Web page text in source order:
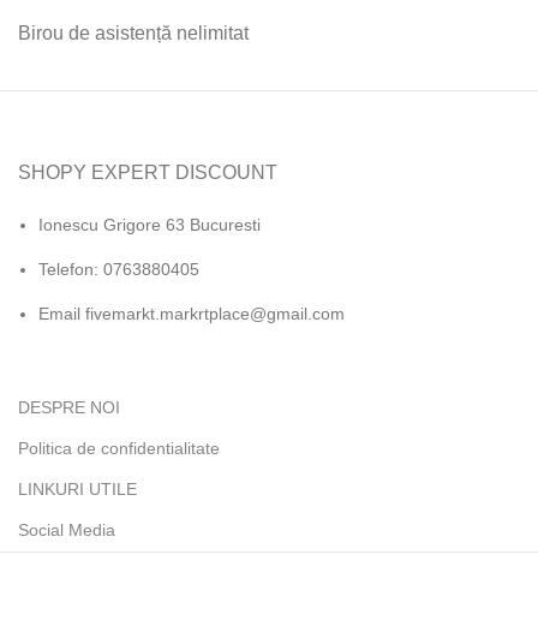
Birou de asistență nelimitat
SHOPY EXPERT DISCOUNT
Ionescu Grigore 63 Bucuresti
Telefon: 0763880405
Email fivemarkt.markrtplace@gmail.com
DESPRE NOI
Politica de confidentialitate
LINKURI UTILE
Social Media